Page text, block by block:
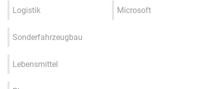
Logistik
Sonderfahrzeugbau
Lebensmittel
Microsoft